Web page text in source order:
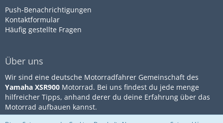
Push-Benachrichtigungen
Kontaktformular
Häufig gestellte Fragen
Über uns
Wir sind eine deutsche Motorradfahrer Gemeinschaft des
Yamaha XSR900 Motorrad. Bei uns findest du jede menge
hilfreicher Tipps, anhand derer du deine Erfahrung über das
Motorrad aufbauen kannst.